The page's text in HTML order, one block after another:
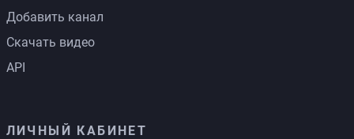
Добавить канал
Скачать видео
API
ЛИЧНЫЙ КАБИНЕТ